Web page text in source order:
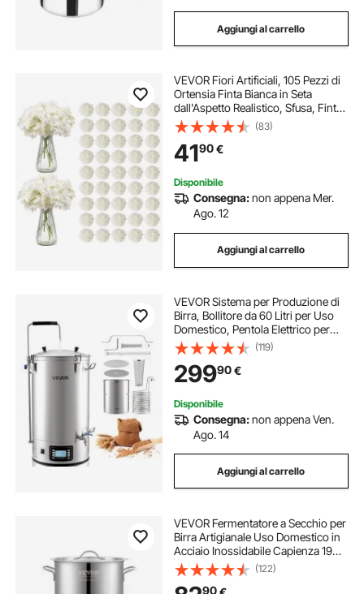
Aggiungi al carrello
VEVOR Fiori Artificiali, 105 Pezzi di
Ortensia Finta Bianca in Seta
dall'Aspetto Realistico, Sfusa, Finta
Bianca con Steli per Bouquet da
Sposa Fai da Te, Centrotavola per
Casa Decorazioni
(83)
4190€
Disponibile
Consegna:non appena Mer.
Ago. 12
Aggiungi al carrello
VEVOR Sistema per Produzione di
Birra, Bollitore da 60 Litri per Uso
Domestico, Pentola Elettrico per
Produzione di Birra Modalità
Automatica/Manuale, Pannello di
Controllo Tubo di Circolazione
(119)
29990€
Disponibile
Consegna:non appena Ven.
Ago. 14
Aggiungi al carrello
VEVOR Fermentatore a Secchio per
Birra Artigianale Uso Domestico in
Acciaio Inossidabile Capienza 19
Litri Doppia Filtrazione, Kit
Fermentazione per Birra con
(122)
90